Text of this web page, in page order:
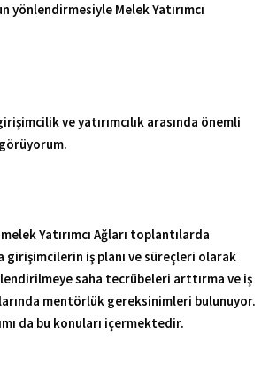
yönlendirmesiyle Melek Yatırımcı
ve yatırımcılık arasında önemli
Yatırımcı Ağları toplantılarda
girişimcilerin iş planı ve süreçleri olarak
saha tecrübeleri arttırma ve iş
mentörlük gereksinimleri bulunuyor.
da bu konuları içermektedir.